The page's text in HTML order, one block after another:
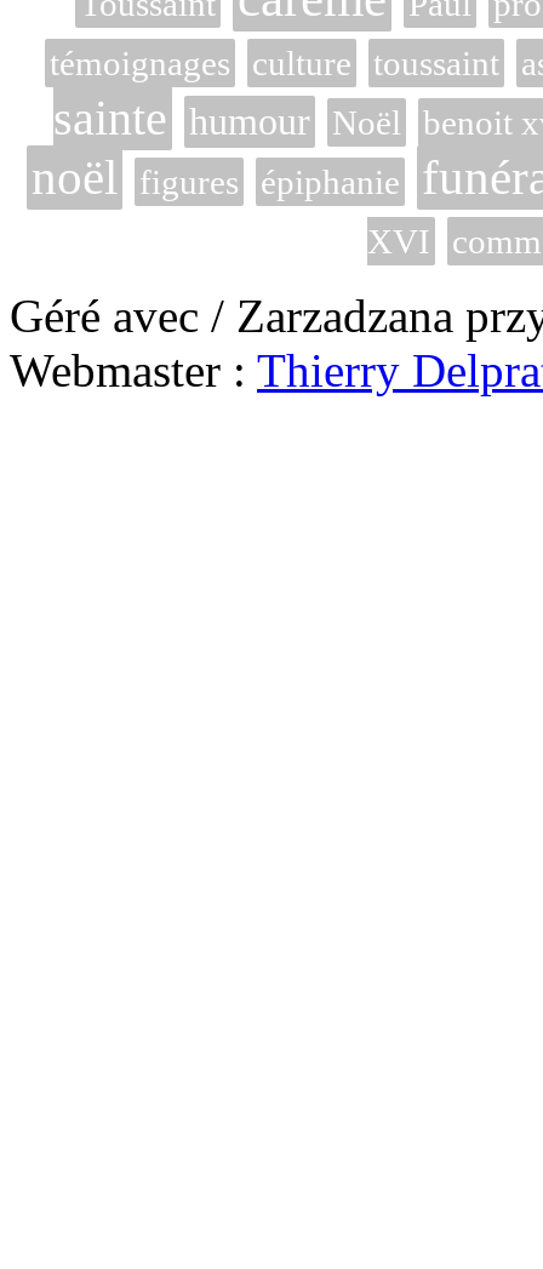
témoignages
culture toussaint
sainte humour Noël benoit
noël figures épiphanie
XVI
Géré avec / Zarzadzana
Webmaster : Thierry